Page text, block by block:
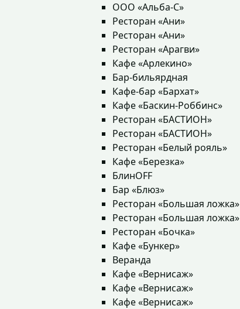
ООО «Альба-С»
Ресторан «Ани»
Ресторан «Ани»
Ресторан «Арагви»
Кафе «Арлекино»
Бар-бильярдная
Кафе-бар «Бархат»
Кафе «Баскин-Роббинс»
Ресторан «БАСТИОН»
Ресторан «БАСТИОН»
Ресторан «Белый рояль»
Кафе «Березка»
БлинOFF
Бар «Блюз»
Ресторан «Большая ложка»
Ресторан «Большая ложка»
Ресторан «Бочка»
Кафе «Бункер»
Веранда
Кафе «Вернисаж»
Кафе «Вернисаж»
Кафе «Вернисаж»